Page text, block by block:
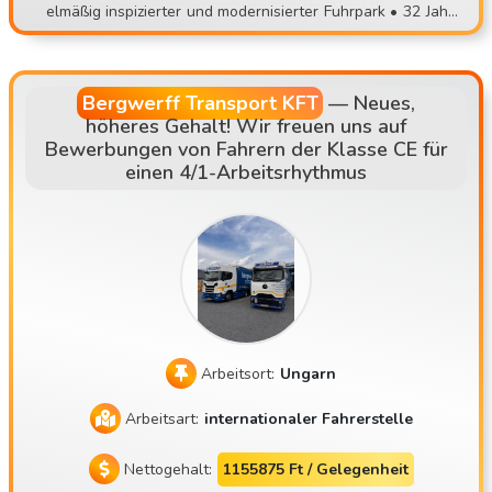
zen oder unvorhersehbaren Aufgaben, wechsle zu einem s
tabilen Team! 📞 Bewerbung: 📧 contisettrans@gmail.com
📱 +36 30 535 2693 ⚠️ Bitte bewirb dich nur, wenn du tats
ächlich zu einem persönlichen Vorstellungsgespräch komm
en kannst!
elmäßig inspizierter und modernisierter Fuhrpark • 32 Jahre
Erfahrung im Transportwesen • Abfahrt vom Standort, im F
estfahrersystem • Hauptrouten: AT, DE, NL, SK, CZ
Bergwerff Transport KFT — Neues,
höheres Gehalt! Wir freuen uns auf
Bewerbungen von Fahrern der Klasse CE für
einen 4/1-Arbeitsrhythmus
Arbeitsort: Ungarn
Arbeitsart: internationaler Fahrerstelle
Nettogehalt: 1155875 Ft / Gelegenheit